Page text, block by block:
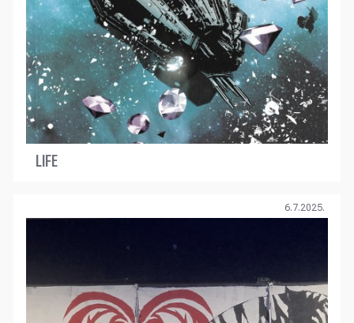
LIFE
6.7.2025.